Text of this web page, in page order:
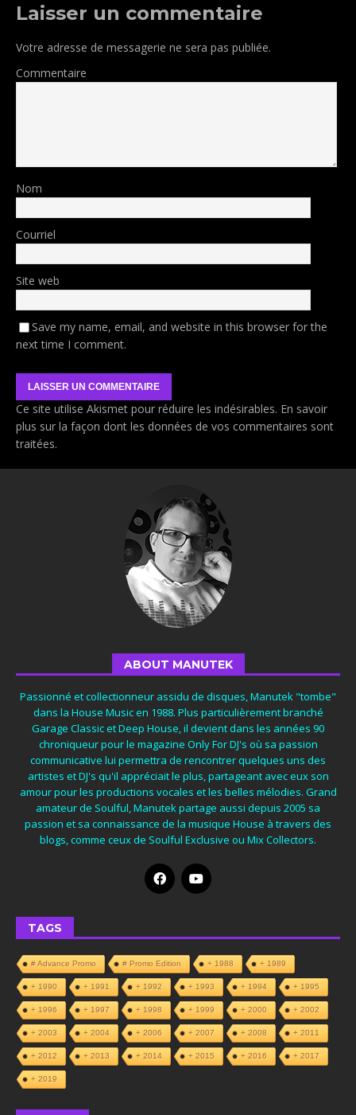
Laisser un commentaire
Votre adresse de messagerie ne sera pas publiée.
Commentaire
Nom
Courriel
Site web
Save my name, email, and website in this browser for the
next time I comment.
Ce site utilise Akismet pour réduire les indésirables. En savoir
plus sur la façon dont les données de vos commentaires sont
traitées.
ABOUT MANUTEK
Passionné et collectionneur assidu de disques, Manutek "tombe"
dans la House Music en 1988. Plus particulièrement branché
Garage Classic et Deep House, il devient dans les années 90
chroniqueur pour le magazine Only For DJ's où sa passion
communicative lui permettra de rencontrer quelques uns des
artistes et DJ's qu'il appréciait le plus, partageant avec eux son
amour pour les productions vocales et les belles mélodies. Grand
amateur de Soulful, Manutek partage aussi depuis 2005 sa
passion et sa connaissance de la musique House à travers des
blogs, comme ceux de Soulful Exclusive ou Mix Collectors.
TAGS
# Advance Promo # Promo Edition + 1988 + 1989
+ 1990 + 1991 + 1992 + 1993 + 1994 + 1995
+ 1996 + 1997 + 1998 + 1999 + 2000 + 2002
+ 2003 + 2004 + 2006 + 2007 + 2008 + 2011
+ 2012 + 2013 + 2014 + 2015 + 2016 + 2017
+ 2019